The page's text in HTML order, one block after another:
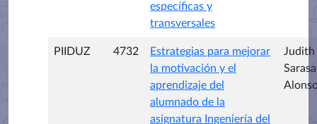
específicas y
transversales
PIIDUZ 4732
Estrategias para mejorar
la motivación y el
aprendizaje del
alumnado de la
asignatura Ingeniería del
Judith
Sarasa